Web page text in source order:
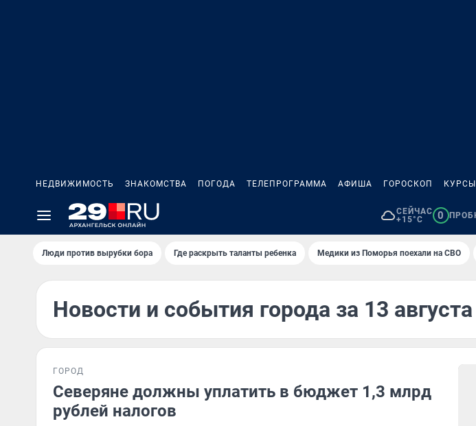
НЕДВИЖИМОСТЬ ЗНАКОМСТВА ПОГОДА ТЕЛЕПРОГРАММА АФИША ГОРОСКОП
СЕЙЧАС
+15°C
0
Люди против вырубки бора Где раскрыть таланты ребенка Медики из Поморья поехали на СВО
Новости и события города за 13
ГОРОД
Северяне должны уплатить в бюджет 1,3 млрд
рублей налогов